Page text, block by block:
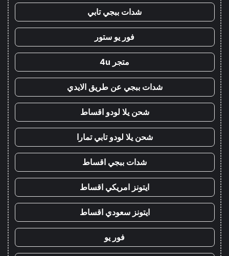
شدات ببجي تابي
فور يو ستور
متجر 4u
شدات ببجي عن طريق الايدي
شحن يلا لودو اقساط
شحن يلا لودو تابي تمارا
شدات ببجي اقساط
ايتونز امريكي اقساط
ايتونز سعودي اقساط
فور يو